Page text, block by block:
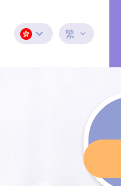
繁